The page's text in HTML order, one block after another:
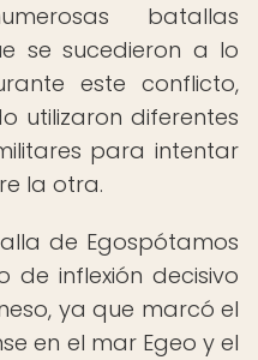
batallas
se sucedieron a lo
este conflicto,
utilizaron diferentes
para intentar
la otra.
de Egospótamos
de inflexión decisivo
ya que marcó el
en el mar Egeo y el